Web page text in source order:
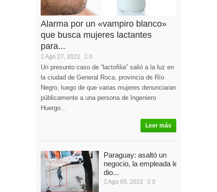
Alarma por un «vampiro blanco»
que busca mujeres lactantes
para...
Ago 27, 2022 0
Un presunto caso de “lactofilia” salió a la luz en
la ciudad de General Roca, provincia de Río
Negro, luego de que varias mujeres denunciaran
públicamente a una persona de Ingeniero
Huergo...
Leer más
Paraguay: asaltó un
negocio, la empleada le
dio...
Ago 05, 2022 0